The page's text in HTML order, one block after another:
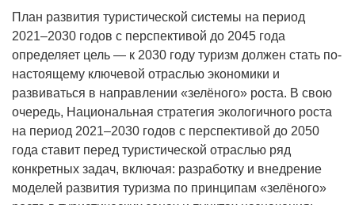
План развития туристической системы на период
2021–2030 годов с перспективой до 2045 года
определяет цель — к 2030 году туризм должен стать по-
настоящему ключевой отраслью экономики и
развиваться в направлении «зелёного» роста. В свою
очередь, Национальная стратегия экологичного роста
на период 2021–2030 годов с перспективой до 2050
года ставит перед туристической отраслью ряд
конкретных задач, включая: разработку и внедрение
моделей развития туризма по принципам «зелёного»